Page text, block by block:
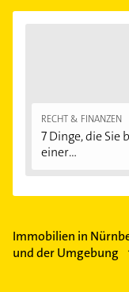
RECHT & FINANZEN
7 Dinge, die Sie
einer
Immobilien in
und der Umgebung